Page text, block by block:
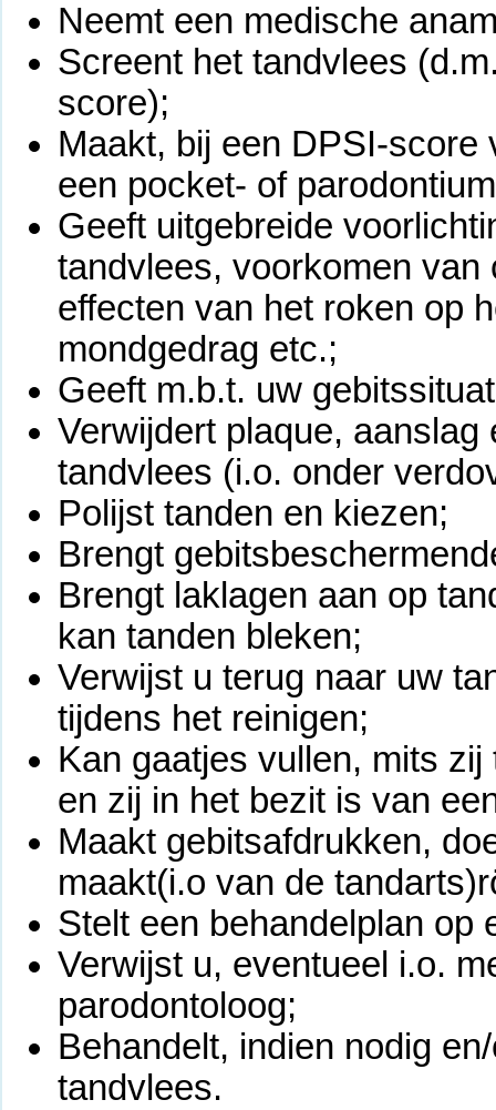
Neemt een medische
Screent het tandvlees
score);
Maakt, bij een DPSI-score
een pocket- of
Geeft uitgebreide
tandvlees, voorkomen
effecten van het roken op
mondgedrag etc.;
Geeft m.b.t. uw
Verwijdert plaque,
tandvlees (i.o. onder
Polijst tanden en kiezen;
Brengt
Brengt laklagen aan op
kan tanden bleken;
Verwijst u terug naar uw
tijdens het reinigen;
Kan gaatjes vullen, mits
en zij in het bezit is van
Maakt gebitsafdrukken,
maakt(i.o van de
Stelt een behandelplan op
Verwijst u, eventueel i.o.
parodontoloog;
Behandelt, indien nodig
tandvlees.